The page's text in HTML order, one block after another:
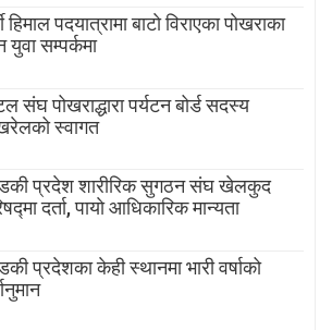
हिमाल पदयात्रामा बाटाे विराएका पाेखराका
युवा सम्पर्कमा
संघ पोखराद्धारा पर्यटन बोर्ड सदस्य
स्वागत
प्रदेश शारीरिक सुगठन संघ खेलकुद
दर्ता, पायाे आधिकारिक मान्यता
प्रदेशका केही स्थानमा भारी वर्षाको